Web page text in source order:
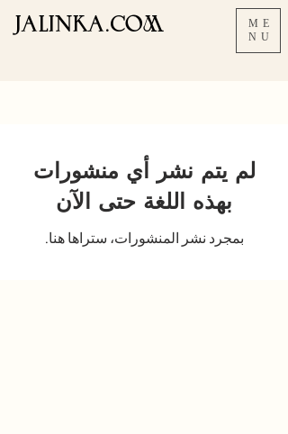
ME
NU
JALInKA.COM
لم يتم نشر أي منشورات
بهذه اللغة حتى الآن
بمجرد نشر المنشورات، ستراها هنا.